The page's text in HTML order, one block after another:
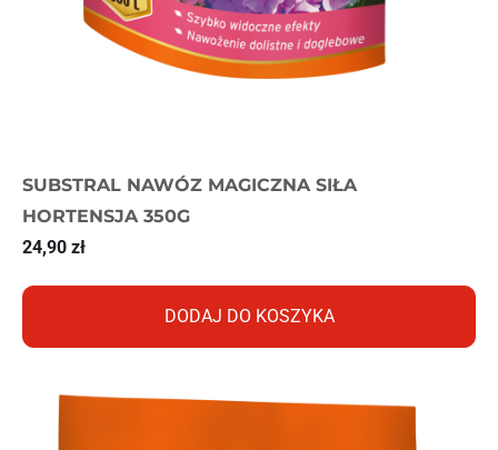
SUBSTRAL NAWÓZ MAGICZNA SIŁA
HORTENSJA 350G
24,90 zł
DODAJ DO KOSZYKA